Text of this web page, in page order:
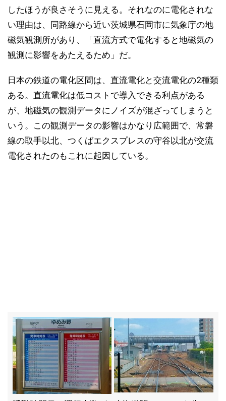
したほうが良さそうに見える。それなのに電化されな
い理由は、同路線から近い茨城県石岡市に気象庁の地
磁気観測所があり、「直流方式で電化すると地磁気の
観測に影響をあたえるため」だ。
日本の鉄道の電化区間は、直流電化と交流電化の2種類
ある。直流電化は低コストで導入できる利点がある
が、地磁気の観測データにノイズが混ざってしまうと
いう。この観測データの影響はかなり広範囲で、常磐
線の取手以北、つくばエクスプレスの守谷以北が交流
電化されたのもこれに起因している。